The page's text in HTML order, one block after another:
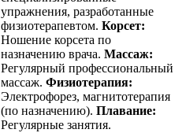
упражнения, разработанные
физиотерапевтом. Корсет:
Ношение корсета по
назначению врача. Массаж:
Регулярный профессиональный
массаж. Физиотерапия:
Электрофорез, магнитотерапия
(по назначению). Плавание:
Регулярные занятия.